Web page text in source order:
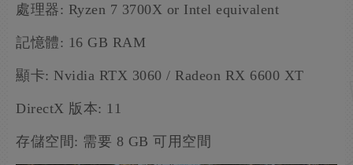
處理器: Ryzen 7 3700X or Intel equivalent
記憶體: 16 GB RAM
顯卡: Nvidia RTX 3060 / Radeon RX 6600 XT
DirectX 版本: 11
存儲空間: 需要 8 GB 可用空間